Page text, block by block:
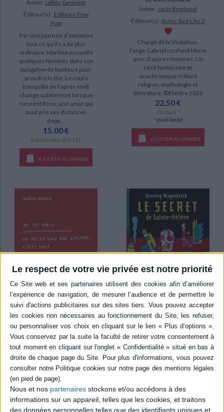
Le respect de votre vie privée est notre priorité
Nous et nos partenaires stockons et/ou accédons à des
informations sur un appareil, telles que les cookies, et traitons
des données personnelles telles que des identifiants uniques et
Auteur : Lebleu, Geneviève
Éditeur(s) : Editions Pow
Pow
Par une journée d’automne
tout ce qu’il y a de plus
ordinaire, Martine accueille
quelques femmes dans son
bungalow de banlieue pour
prendre le thé. Le cours
tranquille de l’après-midi
change subitement lorsque
survient Rose, une amie qui
avait pris ses distances
depu...
15,00 €
Expédié sous 10 à 15 j.
AJOUTER AU PANIER
Auteur : Jacky Beneteaud
Éditeur(s) : Actes Sud-L'An 2
Chargé de la Visitation,
l'ange Gabriel confond Marie
avec d'autres femmes. Un
récit fantaisiste et
anachronique mêlant
religion, mythologie et
littérature. ©Electre 2026
22,50 €
En stock *
*stock limité
AJOUTER AU PANIER
Je te hais : tu ne le sais pas
encore, c'est tout
Auteur :Nadine Redlich
la Cafetière
éditions
Un journal intime sur un
amour déçu et le mal
provoqué par une relation où
l'autre prend toute la place.
©Electre 2026
Le secret de Sainte-Hélène :
l'incroyable rapport sur
l'exhumation de Napoléon
qui bouleverse l'histoire
mondiale
Henning Wagenbreth
Décortiquant le rapport
d'exhumation du corps de
Napoléon par le comte de